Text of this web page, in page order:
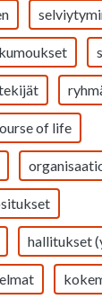
of life
hallitukset